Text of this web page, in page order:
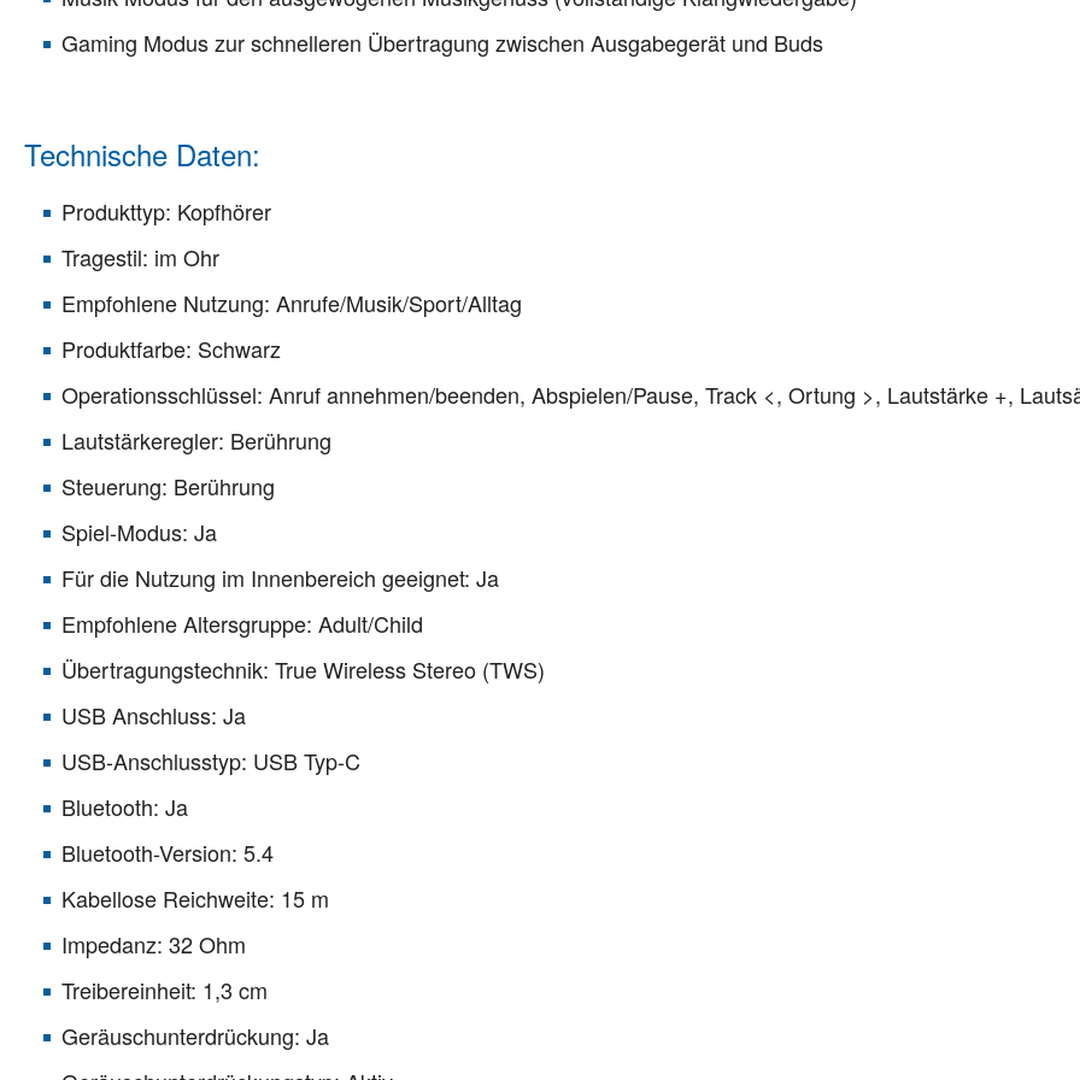
Gaming Modus zur schnelleren Übertragung zwischen Ausgabegerät und Buds
Technische Daten:
Produkttyp: Kopfhörer
Tragestil: im Ohr
Empfohlene Nutzung: Anrufe/Musik/Sport/Alltag
Produktfarbe: Schwarz
Operationsschlüssel: Anruf annehmen/beenden, Abspielen/Pause, Track <, Ortung >, Lautstärke +,
Lautstärkeregler: Berührung
Steuerung: Berührung
Spiel-Modus: Ja
Für die Nutzung im Innenbereich geeignet: Ja
Empfohlene Altersgruppe: Adult/Child
Übertragungstechnik: True Wireless Stereo (TWS)
USB Anschluss: Ja
USB-Anschlusstyp: USB Typ-C
Bluetooth: Ja
Bluetooth-Version: 5.4
Kabellose Reichweite: 15 m
Impedanz: 32 Ohm
Treibereinheit: 1,3 cm
Geräuschunterdrückung: Ja